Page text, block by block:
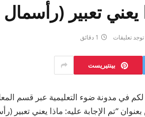
يعني تعبير
توجد تعليقات 1 دقائق
بينتيريست
في مدونة ضوء التعليمية عبر قسم
“تم الإجابة عليه: ماذا يعني